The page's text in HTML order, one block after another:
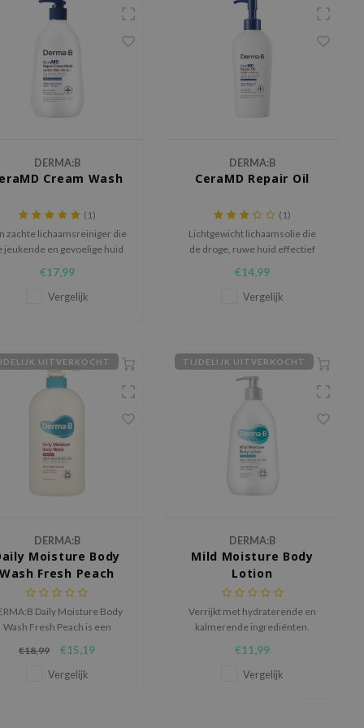
DERMA:B
Cream Wash
(1)
zachte lichaamsreiniger die
jeukende en gevoelige huid
versterkt met
ingrediënten.
€17,99
Vergelijk
DERMA:B
CeraMD Repair Oil
(1)
Lichtgewicht lichaamsolie die
de droge, ruwe huid effectief
€14,99
Vergelijk
UITVERKOCHT
DERMA:B
Moisture Body
Fresh Peach
Daily Moisture Body
Wash Fresh Peach is een
bodywash met
verfrissende perzikgeur.
€18,99 €15,19
Vergelijk
TIJDELIJK UITVERKOCHT
DERMA:B
Mild Moisture Body
Lotion
Verrijkt met hydraterende en
kalmerende ingrediënten.
€11,99
Vergelijk